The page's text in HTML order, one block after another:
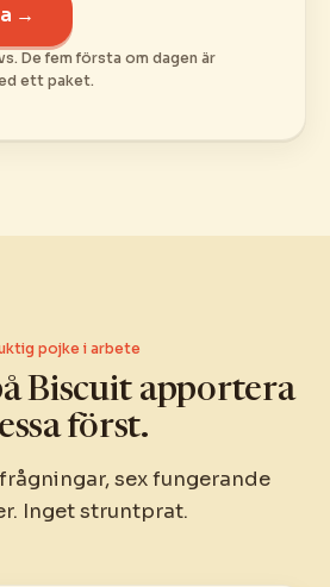
→
De fem första om dagen är
ett paket.
pojke i arbete
Biscuit apportera
först.
sex fungerande
Inget struntprat.